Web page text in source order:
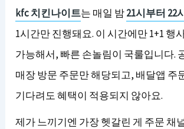
kfc 치킨나이트는 매일 밤21시부터 22
1시간만 진행돼요. 이 시간에만 1+1 행
가능해서, 빠른 손놀림이 국룰입니다.
매장 방문 주문만 해당되고, 배달앱 주
기다려도 혜택이 적용되지 않아요.
제가 느끼기엔 가장 헷갈린 게 주문 채